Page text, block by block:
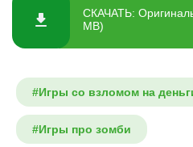
СКАЧАТЬ:
MB)
#Игры со взломом на
#Игры про зомби